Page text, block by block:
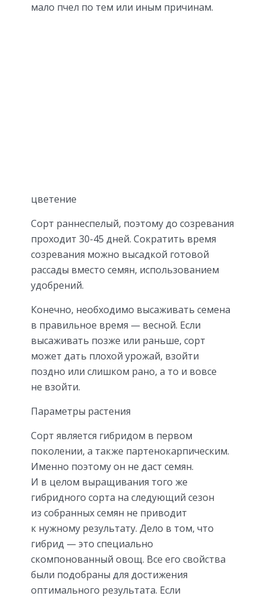
мало пчел по тем или иным причинам.
цветение
Сорт раннеспелый, поэтому до созревания
проходит 30-45 дней. Сократить время
созревания можно высадкой готовой
рассады вместо семян, использованием
удобрений.
Конечно, необходимо высаживать семена
в правильное время — весной. Если
высаживать позже или раньше, сорт
может дать плохой урожай, взойти
поздно или слишком рано, а то и вовсе
не взойти.
Параметры растения
Сорт является гибридом в первом
поколении, а также партенокарпическим.
Именно поэтому он не даст семян.
И в целом выращивания того же
гибридного сорта на следующий сезон
из собранных семян не приводит
к нужному результату. Дело в том, что
гибрид — это специально
скомпонованный овощ. Все его свойства
были подобраны для достижения
оптимального результата. Если